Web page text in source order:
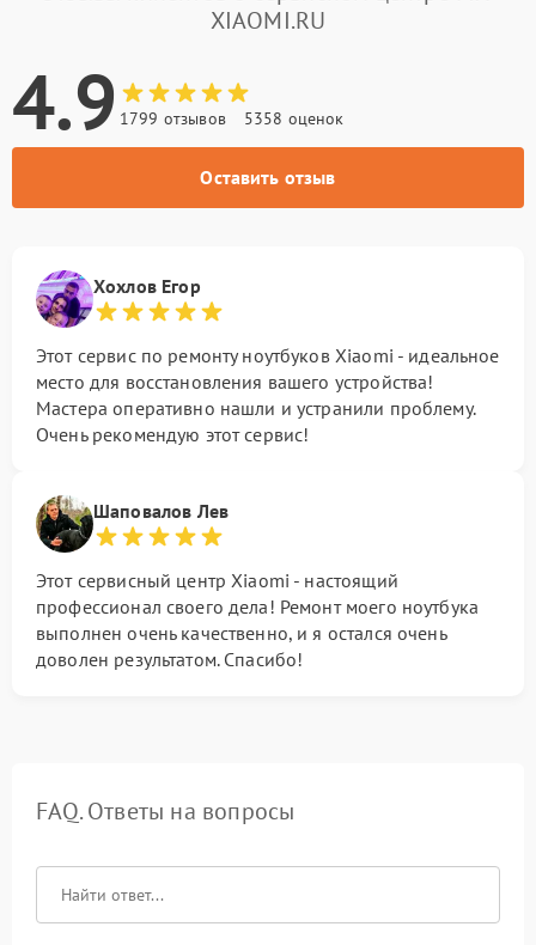
XIAOMI.RU
4.9 1799 отзывов 5358 оценок
Оставить отзыв
Хохлов Егор
Этот сервис по ремонту ноутбуков Xiaomi - идеальное
место для восстановления вашего устройства!
Мастера оперативно нашли и устранили проблему.
Очень рекомендую этот сервис!
Шаповалов Лев
Этот сервисный центр Xiaomi - настоящий
профессионал своего дела! Ремонт моего ноутбука
выполнен очень качественно, и я остался очень
доволен результатом. Спасибо!
FAQ. Ответы на вопросы